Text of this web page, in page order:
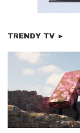
TRENDY TV ►